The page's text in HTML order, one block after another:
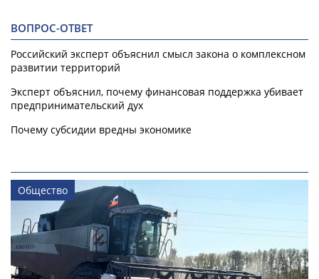
ВОПРОС-ОТВЕТ
Российский эксперт объяснил смысл закона о комплексном
развитии территорий
Эксперт объяснил, почему финансовая поддержка убивает
предпринимательский дух
Почему субсидии вредны экономике
Общество